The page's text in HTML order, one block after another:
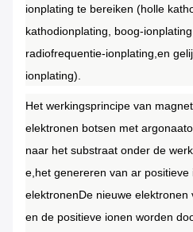
ionplating te bereiken (holle
kathodionplating, boog-
radiofrequentie-ionplating,en
ionplating).
Het werkingsprincipe van
elektronen botsen met
naar het substraat onder de
e,het genereren van ar positieve
elektronenDe nieuwe
en de positieve ionen worden